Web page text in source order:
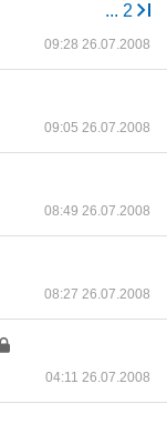
... 2
09:28 26.07.2008
09:05 26.07.2008
08:49 26.07.2008
08:27 26.07.2008
04:11 26.07.2008